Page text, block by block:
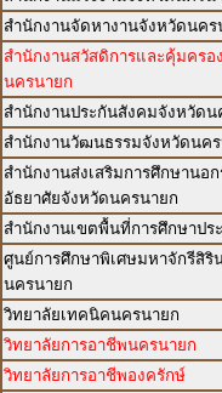
สำนักงานจัดหางานจังหวัดนคร
สำนักงานสวัสดิการและคุ้มครอ
นครนายก
สำนักงานประกันสังคมจังหวัดน
สำนักงานวัฒนธรรมจังหวัดนค
สำนักงานส่งเสริมการศึกษานอ
อัธยาศัยจังหวัดนครนายก
สำนักงานเขตพื้นที่การศึกษาปร
ศูนย์การศึกษาพิเศษมหาจักรีสิริ
นครนายก
วิทยาลัยเทคนิคนครนายก
วิทยาลัยการอาชีพนครนายก
วิทยาลัยการอาชีพองครักษ์